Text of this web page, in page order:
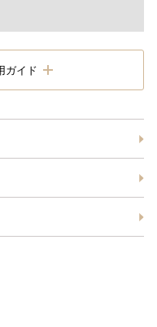
ガイド